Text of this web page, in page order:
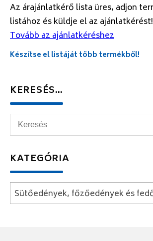
Az árajánlatkérő lista üres, adjon
listához és küldje el az ajánlatkérést!
Tovább az ajánlatkéréshez
Készítse el listáját több termékből!
KERESÉS…
KATEGÓRIA
Sütőedények, főzőedények és